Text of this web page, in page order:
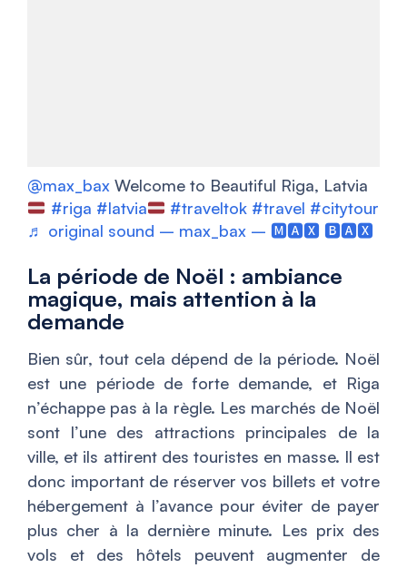
@max_bax Welcome to Beautiful Riga, Latvia
#riga #latvia #traveltok #travel #citytour
♬ original sound – max_bax – 🅼🅰🆇 🅱🅰🆇
La période de Noël : ambiance
magique, mais attention à la
demande
Bien sûr, tout cela dépend de la période. Noël
est une période de forte demande, et Riga
n’échappe pas à la règle. Les marchés de Noël
sont l’une des attractions principales de la
ville, et ils attirent des touristes en masse. Il est
donc important de réserver vos billets et votre
hébergement à l’avance pour éviter de payer
plus cher à la dernière minute. Les prix des
vols et des hôtels peuvent augmenter de